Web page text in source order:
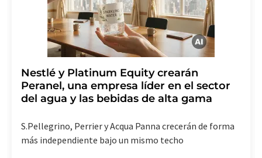
suscripción al boletín informativo correspondiente.
Nestlé y Platinum Equity crearán
Peranel, una empresa líder en el sector
del agua y las bebidas de alta gama
S.Pellegrino, Perrier y Acqua Panna crecerán de forma
más independiente bajo un mismo techo